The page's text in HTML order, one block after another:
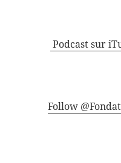
Podcast sur
Follow